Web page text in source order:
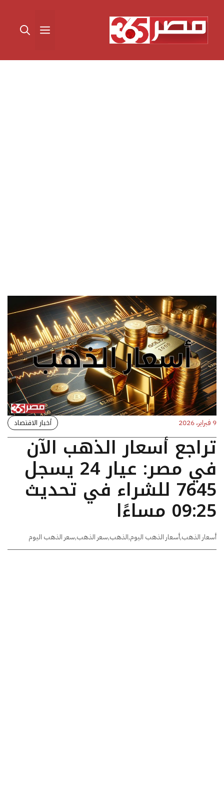
المحتوى القائمة
9 فبراير، 2026 أخبار الاقتصاد
تراجع أسعار الذهب الآن
في مصر: عيار 24 يسجل
7645 للشراء في تحديث
09:25 مساءًا
أسعار الذهب,أسعار الذهب اليوم,الذهب,سعر الذهب,سعر الذهب اليوم